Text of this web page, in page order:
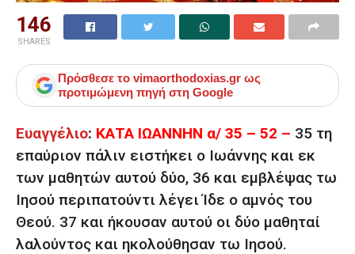
146
SHARES
Πρόσθεσε το vimaorthodoxias.gr ως
προτιμώμενη πηγή στη Google
Ευαγγέλιο: ΚΑΤΑ ΙΩΑΝΝΗΝ α/ 35 – 52 – 35 τη
επαύριον πάλιν ειστήκει ο Ιωάννης και εκ
των μαθητών αυτού δύο, 36 και εμβλέψας τω
Ιησού περιπατούντι λέγει Ίδε ο αμνός του
Θεού. 37 και ήκουσαν αυτού οι δύο μαθηταί
λαλούντος και ηκολούθησαν τω Ιησού.